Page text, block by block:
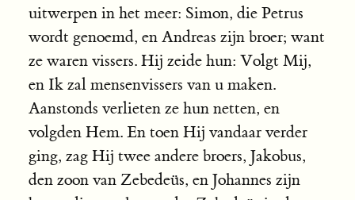
uitwerpen in het meer: Simon, die Petrus
wordt genoemd, en Andreas zijn broer; want
ze waren vissers. Hij zeide hun: Volgt Mij,
en Ik zal mensenvissers van u maken.
Aanstonds verlieten ze hun netten, en
volgden Hem. En toen Hij vandaar verder
ging, zag Hij twee andere broers, Jakobus,
den zoon van Zebedeüs, en Johannes zijn